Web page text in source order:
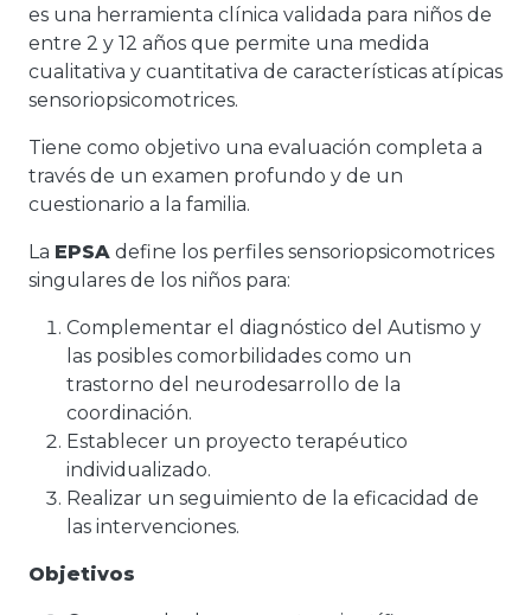
es una herramienta clínica validada para niños de
entre 2 y 12 años que permite una medida
cualitativa y cuantitativa de características atípicas
sensoriopsicomotrices.
Tiene como objetivo una evaluación completa a
través de un examen profundo y de un
cuestionario a la familia.
La EPSA define los perfiles sensoriopsicomotrices
singulares de los niños para:
Complementar el diagnóstico del Autismo y
las posibles comorbilidades como un
trastorno del neurodesarrollo de la
coordinación.
Establecer un proyecto terapéutico
individualizado.
Realizar un seguimiento de la eficacidad de
las intervenciones.
Objetivos